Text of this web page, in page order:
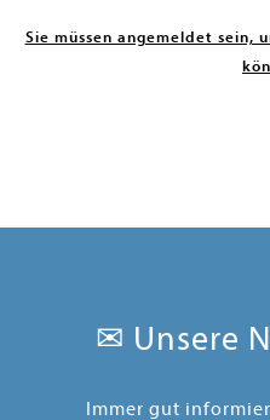
Sie müssen angemeldet sein,
✉ Unsere
Immer gut